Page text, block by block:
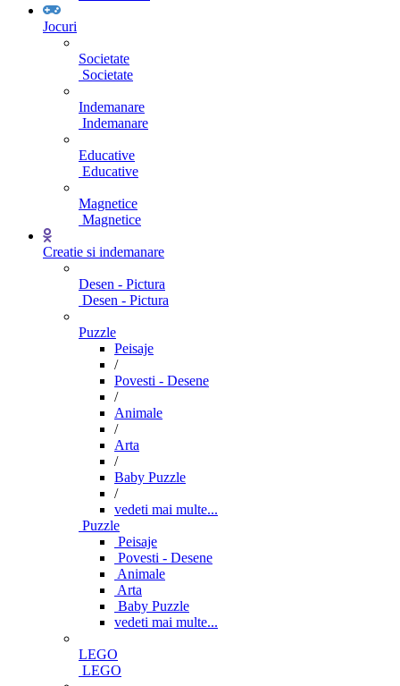
Jocuri
Societate
Societate
Indemanare
Indemanare
Educative
Educative
Magnetice
Magnetice
Creatie si indemanare
Desen - Pictura
Desen - Pictura
Puzzle
Peisaje
/
Povesti - Desene
/
Animale
/
Arta
/
Baby Puzzle
/
vedeti mai multe...
Puzzle
Peisaje
Povesti - Desene
Animale
Arta
Baby Puzzle
vedeti mai multe...
LEGO
LEGO